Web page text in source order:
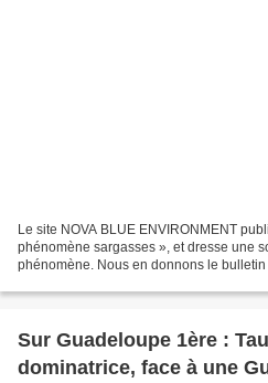
Le site NOVA BLUE ENVIRONMENT
phénomène sargasses », et dresse une
phénomène. Nous en donnons le
Sur Guadeloupe 1ère :
dominatrice, face à une